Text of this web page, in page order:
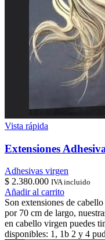
Vista rápida
Extensiones
Adhesivas virgen
$ 2.380.000 IVA incluido
Añadir al carrito
Son extensiones de
por 70 cm de largo,
en cabello virgen puedes
disponibles: 1, 1b 2 y 4